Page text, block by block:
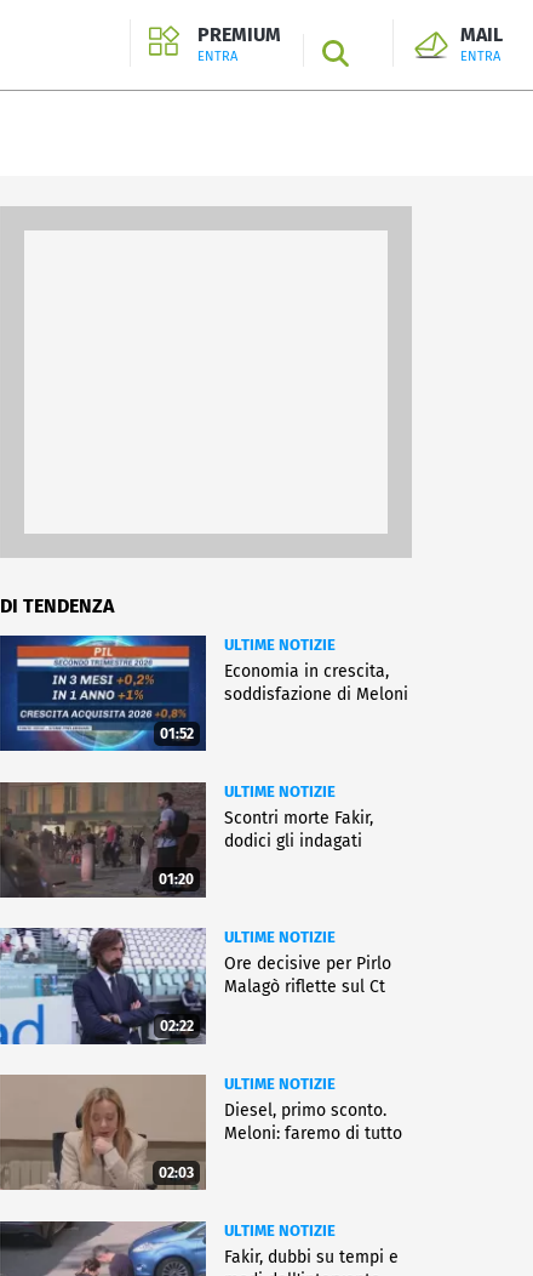
PREMIUM
ENTRA SEARCH
MAIL
ENTRA
DI TENDENZA
01:52
ULTIME NOTIZIE
Economia in crescita,
soddisfazione di Meloni
01:20
ULTIME NOTIZIE
Scontri morte Fakir,
dodici gli indagati
02:22
ULTIME NOTIZIE
Ore decisive per Pirlo
Malagò riflette sul Ct
02:03
ULTIME NOTIZIE
Diesel, primo sconto.
Meloni: faremo di tutto
ULTIME NOTIZIE
Fakir, dubbi su tempi e